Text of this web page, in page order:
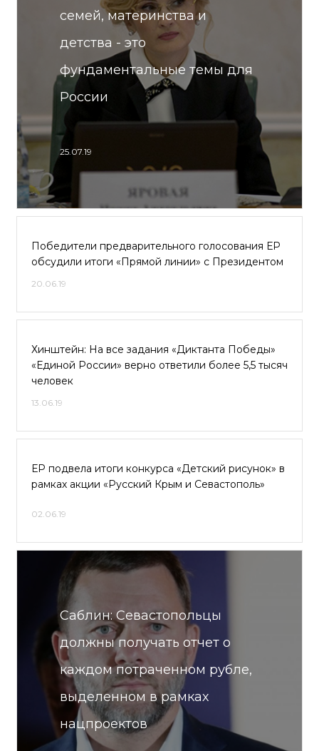
семей, материнства и
детства - это
фундаментальные темы для
России
25.07.19
Победители предварительного голосования ЕР
обсудили итоги «Прямой линии» с Президентом
20.06.19
Хинштейн: На все задания «Диктанта Победы»
«Единой России» верно ответили более 5,5 тысяч
человек
13.06.19
ЕР подвела итоги конкурса «Детский рисунок» в
рамках акции «Русский Крым и Севастополь»
02.06.19
Саблин: Севастопольцы
должны получать отчет о
каждом потраченном рубле,
выделенном в рамках
нацпроектов